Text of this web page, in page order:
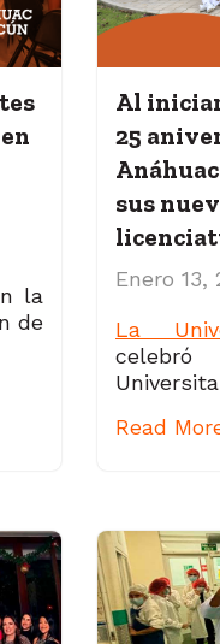
la
de
Al
25
sus
Enero 13,
La
Read